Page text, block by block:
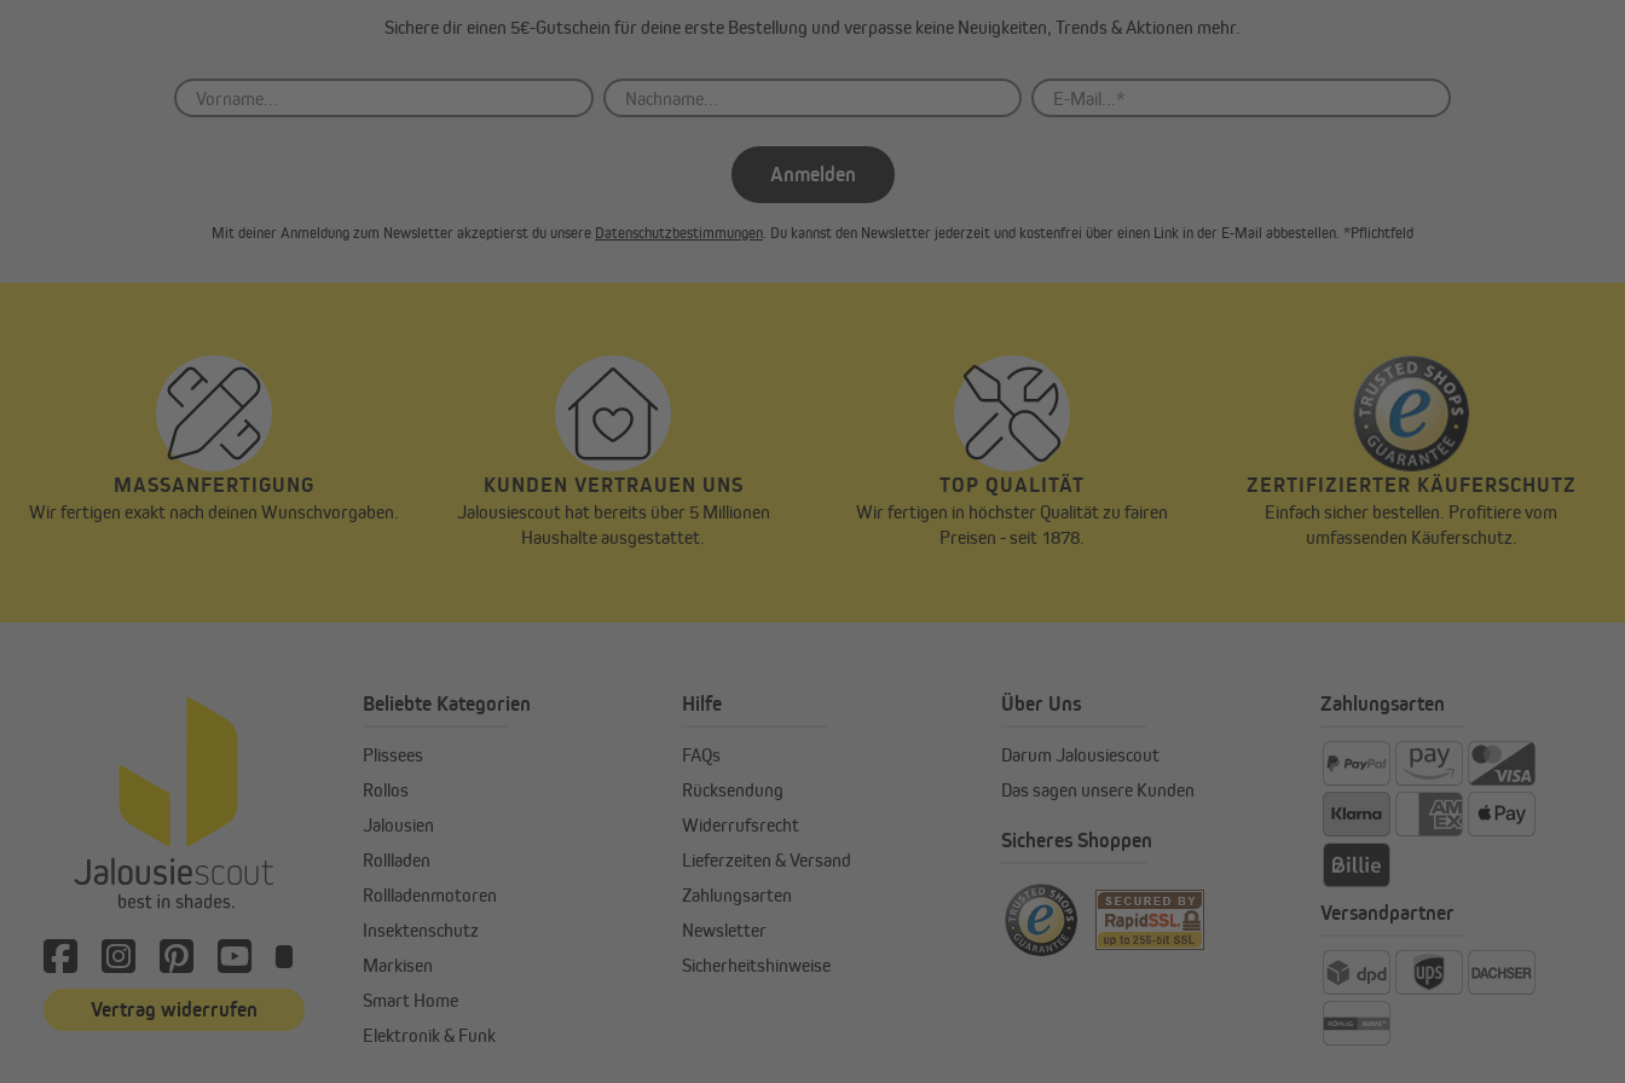
Sichere dir einen 5€-Gutschein für deine erste Bestellung und verpasse keine Neuigkeiten, Trends & Aktionen mehr.
Anmelden
Mit deiner Anmeldung zum Newsletter akzeptierst du unsere Datenschutzbestimmungen. Du kannst den Newsletter jederzeit und kostenfrei über einen Link in der E-Mail abbestellen. *Pflichtfeld
MASSANFERTIGUNG
Wir fertigen exakt nach deinen Wunschvorgaben.
KUNDEN VERTRAUEN UNS
Jalousiescout hat bereits über 5 Millionen
Haushalte ausgestattet.
TOP QUALITÄT
Wir fertigen in höchster Qualität zu fairen
Preisen - seit 1878.
ZERTIFIZIERTER KÄUFERSCHUTZ
Einfach sicher bestellen. Profitiere vom
umfassenden Käuferschutz.
Vertrag widerrufen
Beliebte Kategorien
Plissees
Rollos
Jalousien
Rollladen
Rollladenmotoren
Insektenschutz
Markisen
Smart Home
Elektronik & Funk
Hilfe
FAQs
Rücksendung
Widerrufsrecht
Lieferzeiten & Versand
Zahlungsarten
Newsletter
Sicherheitshinweise
Über Uns
Darum Jalousiescout
Das sagen unsere Kunden
Sicheres Shoppen
Zahlungsarten
Versandpartner